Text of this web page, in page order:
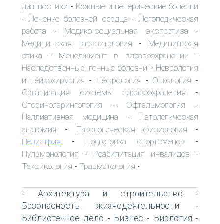
диагностики - Кожные и венерические болезни
- Лечение болезней сердца - Логопедическая
работа - Медико-социальная экспертиза -
Медицинская паразитология - Медицинская
этика - Менеджмент в здравоохранении -
Наследственные, генные болезни - Неврология
и нейрохирургия - Нефрология - Онкология -
Организация системы здравоохранения -
Оториноларингология - Офтальмология -
Паллиативная медицина - Патологическая
анатомия - Патологическая физиология -
Педиатрия - Подготовка спортсменов -
Пульмонология - Реабилитация инвалидов -
Токсикология - Травматология -
- Архитектура и строительство -
Безопасность жизнедеятельности -
Библиотечное дело - Бизнес - Биология -